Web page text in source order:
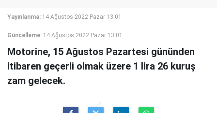
Yayınlanma: 14 Ağustos 2022 Pazar 13:01
Güncelleme: 14 Ağustos 2022 Pazar 13:01
Motorine, 15 Ağustos Pazartesi gününden
itibaren geçerli olmak üzere 1 lira 26 kuruş
zam gelecek.